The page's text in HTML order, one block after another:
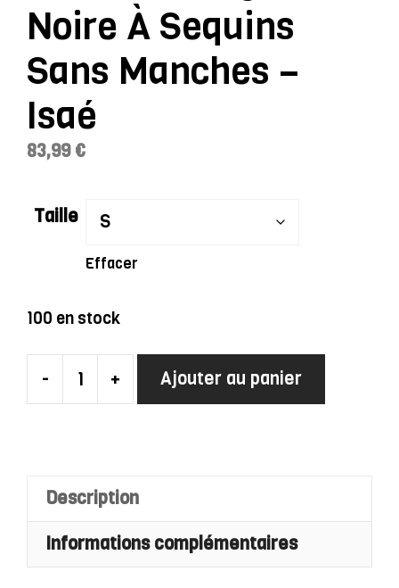
Noire À Sequins
Sans Manches –
Isaé
83,99€
Taille
Effacer
100 en stock
-
quantité
De
Cocktail
Rouge
+ Ajouter au panier
Description
Informations complémentaires